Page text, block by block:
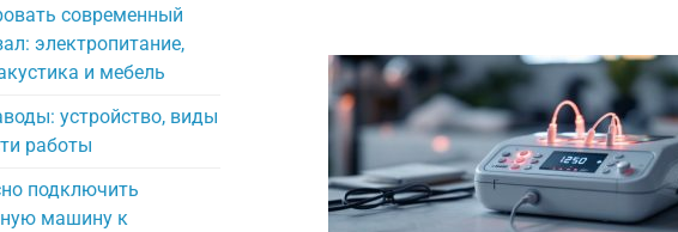
современный
электропитание,
и мебель
устройство, виды
работы
подключить
машину к